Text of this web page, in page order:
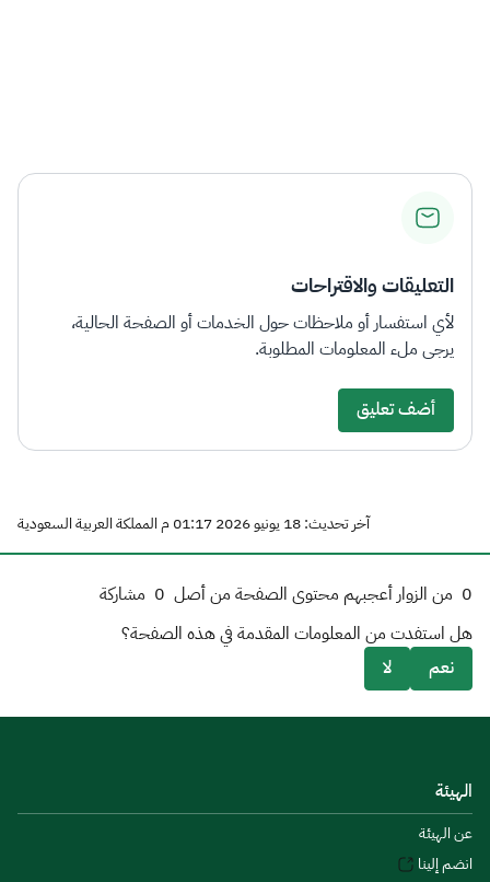
التعليقات والاقتراحات
لأي استفسار أو ملاحظات حول الخدمات أو الصفحة الحالية،
يرجى ملء المعلومات المطلوبة.
أضف تعليق
آخر تحديث: 18 يونيو 2026 01:17 م المملكة العربية السعودية
0 من الزوار أعجبهم محتوى الصفحة من أصل 0 مشاركة
هل استفدت من المعلومات المقدمة في هذه الصفحة؟
نعم
لا
الهيئة
عن الهيئة
انضم إلينا